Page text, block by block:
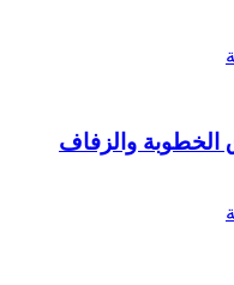
الخطوبة والزفاف